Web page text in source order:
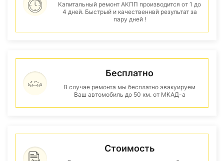
Капитальный ремонт АКПП производится от 1 до
4 дней. Быстрый и качественнвй результат за
пару дней !
Бесплатно
В случае ремонта мы бесплатно эвакуируем
Ваш автомобиль до 50 км. от МКАД-а
Стоимость